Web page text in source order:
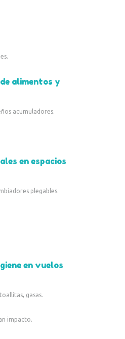
alimentos y
acumuladores.
en espacios
plegables.
en vuelos
gasas.
impacto.